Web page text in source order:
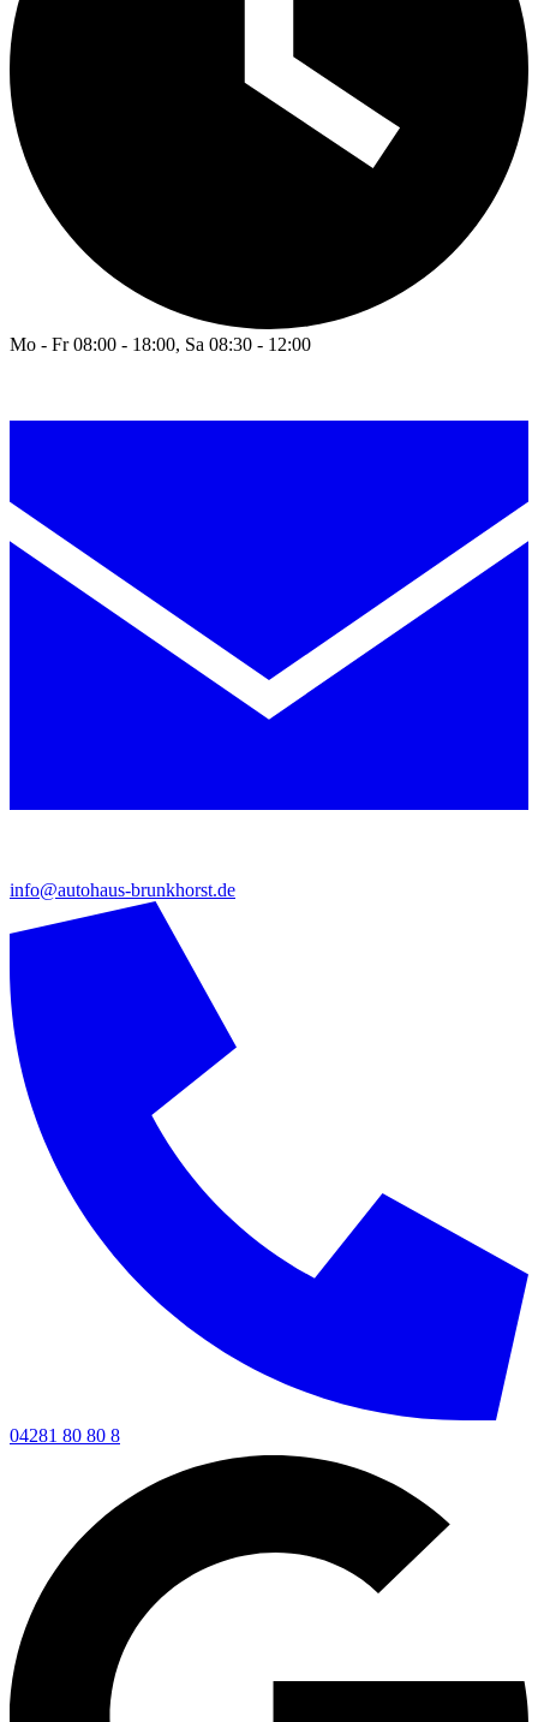
Mo - Fr 08:00 - 18:00, Sa 08:30 - 12:00
info@autohaus-brunkhorst.de
04281 80 80 8